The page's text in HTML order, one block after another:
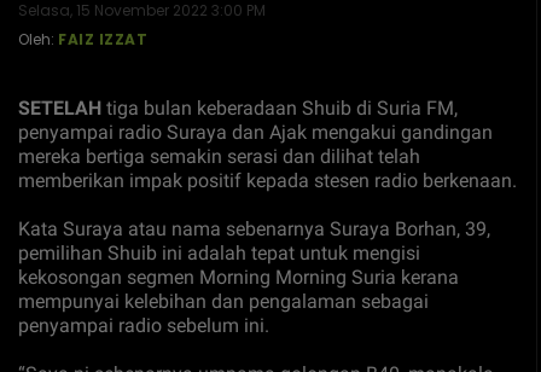
Selasa, 15 November 2022 3:00 PM
Oleh: FAIZ IZZAT
SETELAH tiga bulan keberadaan Shuib di Suria FM,
penyampai radio Suraya dan Ajak mengakui gandingan
mereka bertiga semakin serasi dan dilihat telah
memberikan impak positif kepada stesen radio berkenaan.
Kata Suraya atau nama sebenarnya Suraya Borhan, 39,
pemilihan Shuib ini adalah tepat untuk mengisi
kekosongan segmen Morning Morning Suria kerana
mempunyai kelebihan dan pengalaman sebagai
penyampai radio sebelum ini.